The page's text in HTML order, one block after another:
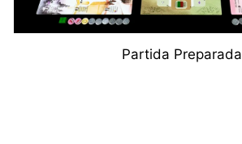
Partida Preparada